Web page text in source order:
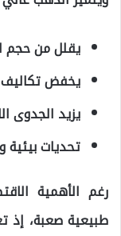
يقلل من حجم
يخفض تكاليف
يزيد الجدوى
تحديات بيئية
رغم الأهمية
طبيعية صعبة، إذ